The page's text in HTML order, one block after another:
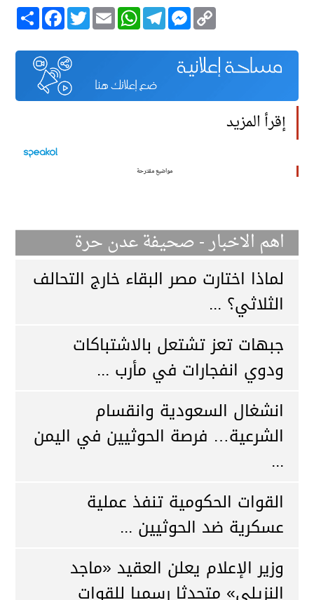
انشر
FacebookTwitterEmail
WhatsAppTelegram
MessengerCopy
Link
إقرأ المزيد
مواضيع مقترحة
اهم الاخبار - صحيفة عدن حرة
لماذا اختارت مصر البقاء خارج التحالف
الثلاثي؟ ...
جبهات تعز تشتعل بالاشتباكات
ودوي انفجارات في مأرب ...
انشغال السعودية وانقسام
الشرعية… فرصة الحوثيين في اليمن
...
القوات الحكومية تنفذ عملية
عسكرية ضد الحوثيين ...
وزير الإعلام يعلن العقيد «ماجد
النزيلي» متحدثا رسميا للقوات